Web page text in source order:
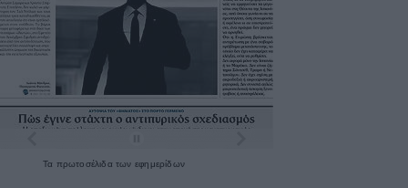
Τα πρωτοσέλιδατων εφημερίδων